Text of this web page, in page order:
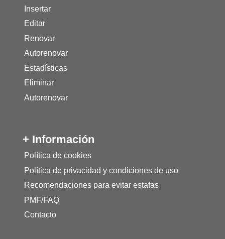
Insertar
Editar
Renovar
Autorenovar
Estadísticas
Eliminar
Autorenovar
+ Información
Política de cookies
Política de privacidad y condiciones de uso
Recomendaciones para evitar estafas
PMF/FAQ
Contacto